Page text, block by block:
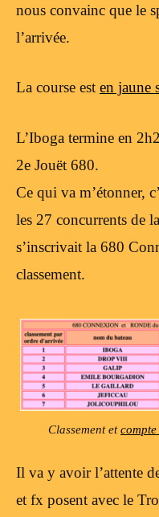
nous convainc que le
l’arrivée.
La course est en jaune
L’Iboga termine en
2e Jouët 680.
Ce qui va m’étonner,
les 27 concurrents de
s’inscrivait la 680
classement.
Classement et
Il va y avoir l’attente
et fx posent avec le